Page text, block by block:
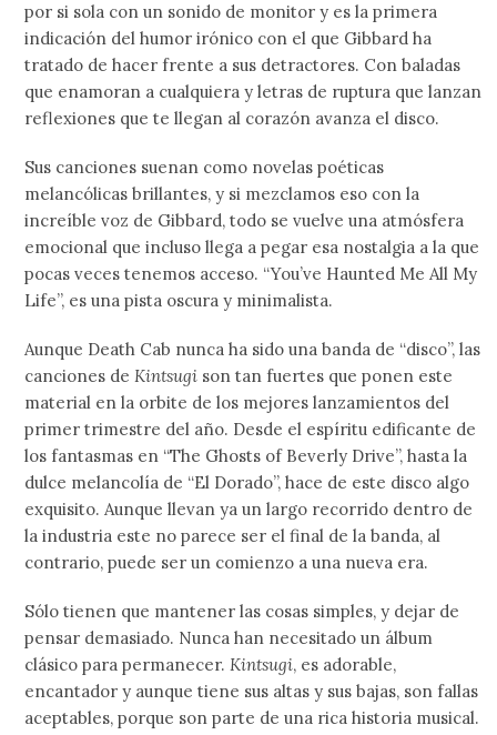
por si sola con un sonido de monitor y es la primera
indicación del humor irónico con el que Gibbard ha
tratado de hacer frente a sus detractores. Con baladas
que enamoran a cualquiera y letras de ruptura que lanzan
reflexiones que te llegan al corazón avanza el disco.
Sus canciones suenan como novelas poéticas
melancólicas brillantes, y si mezclamos eso con la
increíble voz de Gibbard, todo se vuelve una atmósfera
emocional que incluso llega a pegar esa nostalgia a la que
pocas veces tenemos acceso. “You’ve Haunted Me All My
Life”, es una pista oscura y minimalista.
Aunque Death Cab nunca ha sido una banda de “disco”, las
canciones deKintsugi son tan fuertes que ponen este
material en la orbite de los mejores lanzamientos del
primer trimestre del año. Desde el espíritu edificante de
los fantasmas en “The Ghosts of Beverly Drive”, hasta la
dulce melancolía de “El Dorado”, hace de este disco algo
exquisito. Aunque llevan ya un largo recorrido dentro de
la industria este no parece ser el final de la banda, al
contrario, puede ser un comienzo a una nueva era.
Sólo tienen que mantener las cosas simples, y dejar de
pensar demasiado. Nunca han necesitado un álbum
clásico para permanecer.Kintsugi, es adorable,
encantador y aunque tiene sus altas y sus bajas, son fallas
aceptables, porque son parte de una rica historia musical.